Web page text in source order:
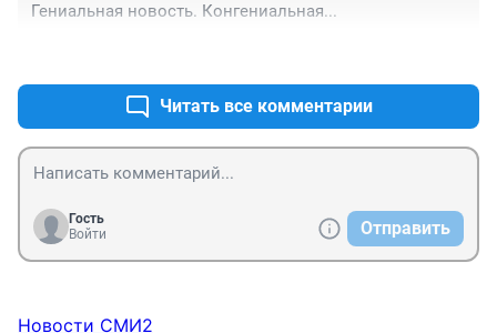
Гениальная новость. Конгениальная...
Читать все комментарии
Гость
Войти
Отправить
Новости СМИ2